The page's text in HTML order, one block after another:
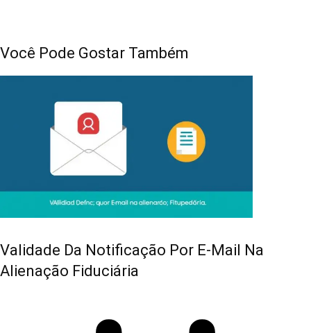
Você Pode Gostar Também
Validade Da Notificação Por E-Mail Na
Alienação Fiduciária